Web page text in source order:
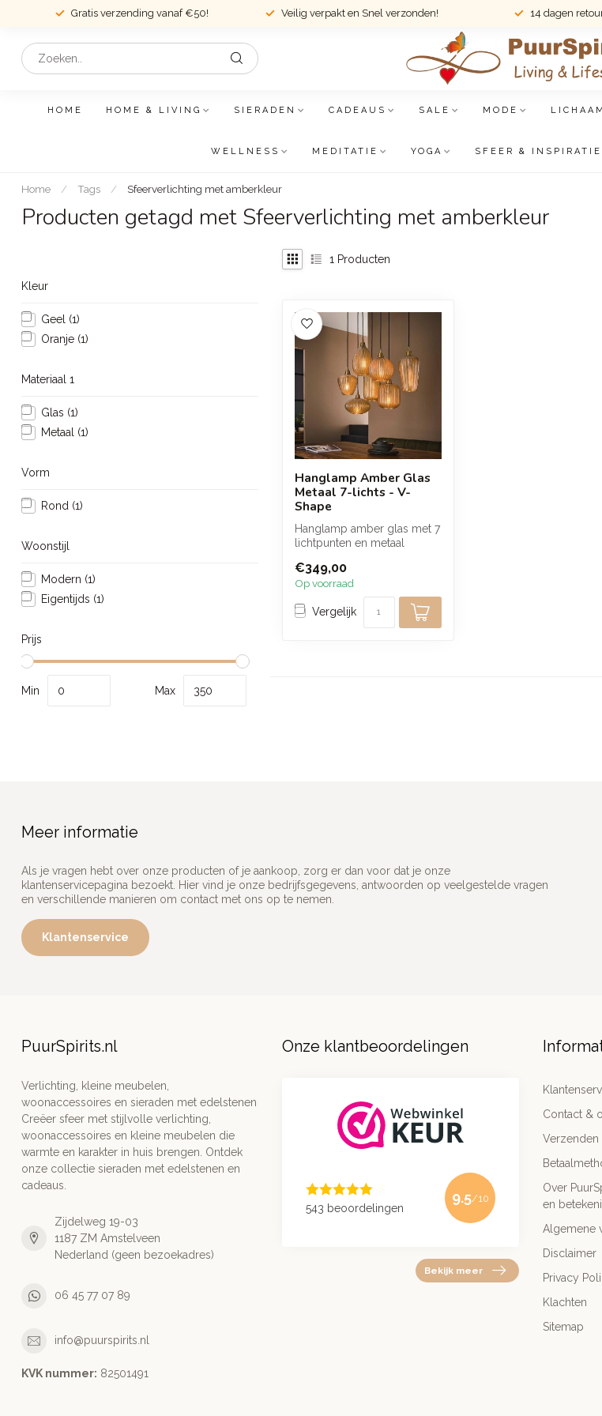
Gratis verzending vanaf €50! Veilig verpakt en Snel verzonden! 14 dagen
HOME HOME & LIVING SIERADEN CADEAUS SALE MODE
WELLNESS MEDITATIE YOGA SFEER & INSPIRATIE
Home / Tags / Sfeerverlichting met amberkleur
Producten getagd met Sfeerverlichting met amberkleur
Kleur
Geel (1)
Oranje (1)
Materiaal 1
Glas (1)
Metaal (1)
Vorm
Rond (1)
Woonstijl
Modern (1)
Eigentijds (1)
Prijs
Min Max
1 Producten
Hanglamp Amber Glas
Metaal 7-lichts - V-
Shape
Hanglamp amber glas met 7
lichtpunten en metaal
stijlvolle s...
€349,00
Op voorraad
Vergelijk
Meer informatie
Als je vragen hebt over onze producten of je aankoop, zorg er dan voor dat je onze
klantenservicepagina bezoekt. Hier vind je onze bedrijfsgegevens, antwoorden op veelgestelde vragen
en verschillende manieren om contact met ons op te nemen.
Klantenservice
PuurSpirits.nl
Verlichting, kleine meubelen,
woonaccessoires en sieraden met edelstenen
Creëer sfeer met stijlvolle verlichting,
woonaccessoires en kleine meubelen die
warmte en karakter in huis brengen. Ontdek
onze collectie sieraden met edelstenen en
cadeaus.
Zijdelweg 19-03
1187 ZM Amstelveen
Nederland (geen bezoekadres)
06 45 77 07 89
info@puurspirits.nl
KVK nummer: 82501491
Onze klantbeoordelingen
543 beoordelingen
9.5/10
Bekijk meer
Contact &
Verzenden
Over
en
Algemene
Disclaimer
Privacy
Klachten
Sitemap